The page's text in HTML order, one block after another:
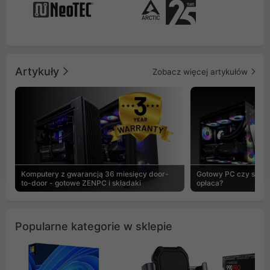
Artykuły Zobacz więcej artykułów
Komputery z gwarancją 36 miesięcy door-
to-door - gotowe ZENPC i składaki
Gotowy PC czy
opłaca?
Popularne kategorie w sklepie